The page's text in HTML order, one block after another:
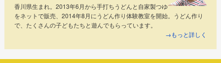
香川県生まれ。2013年6月から手打ちうどんと自家製つゆ
をネットで販売、2014年8月にうどん作り体験教室を開始。うどん作り
で、たくさんの子どもたちと遊んでもらっています。
→もっと詳しく